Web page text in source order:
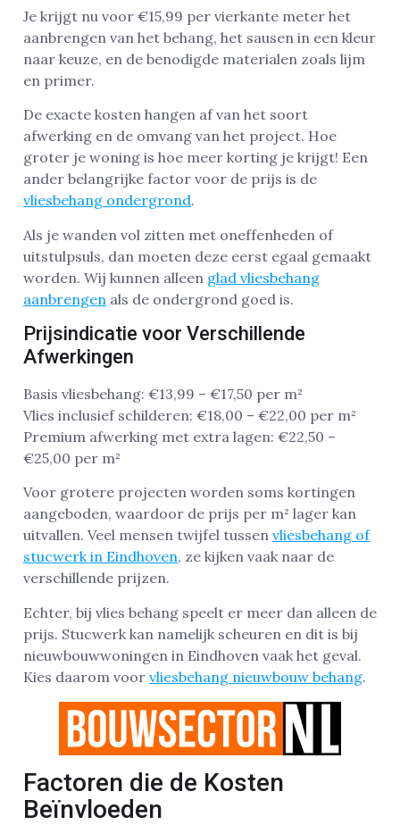
Je krijgt nu voor €15,99 per vierkante meter het
aanbrengen van het behang, het sausen in een kleur
naar keuze, en de benodigde materialen zoals lijm
en primer.
De exacte kosten hangen af van het soort
afwerking en de omvang van het project. Hoe
groter je woning is hoe meer korting je krijgt! Een
ander belangrijke factor voor de prijs is de
vliesbehang ondergrond.
Als je wanden vol zitten met oneffenheden of
uitstulpsuls, dan moeten deze eerst egaal gemaakt
worden. Wij kunnen alleen glad vliesbehang
aanbrengen als de ondergrond goed is.
Prijsindicatie voor Verschillende
Afwerkingen
Basis vliesbehang: €13,99 – €17,50 per m²
Vlies inclusief schilderen: €18,00 – €22,00 per m²
Premium afwerking met extra lagen: €22,50 –
€25,00 per m²
Voor grotere projecten worden soms kortingen
aangeboden, waardoor de prijs per m² lager kan
uitvallen. Veel mensen twijfel tussen vliesbehang of
stucwerk in Eindhoven, ze kijken vaak naar de
verschillende prijzen.
Echter, bij vlies behang speelt er meer dan alleen de
prijs. Stucwerk kan namelijk scheuren en dit is bij
nieuwbouwwoningen in Eindhoven vaak het geval.
Kies daarom voor vliesbehang nieuwbouw behang.
Factoren die de Kosten
Beïnvloeden